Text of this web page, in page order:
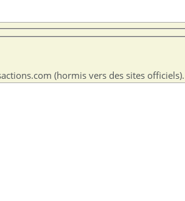
(hormis vers des sites officiels).